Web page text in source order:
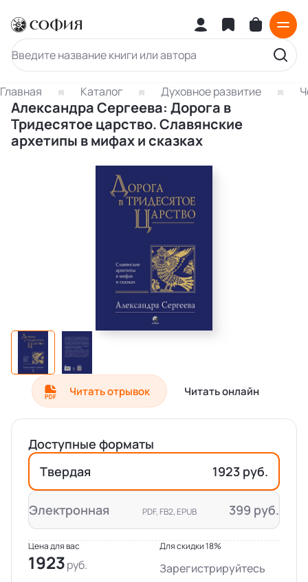
Главная Каталог Духовное развитие
Александра Сергеева: Дорога в
Тридесятое царство. Славянские
архетипы в мифах и сказках
Читать отрывок Читать онлайн
Доступные форматы
Твердая
1923 руб.
Электронная PDF, FB2, EPUB 399 руб.
Цена для вас
1923
Для скидки 18%
Зарегистрируйтесь